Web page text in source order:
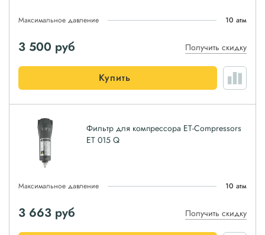
Максимальное давление 10 атм
3 500 руб Получить скидку
Купить
Фильтр для компрессора ET-Compressors
ET 015 Q
Максимальное давление 10 атм
3 663 руб Получить скидку